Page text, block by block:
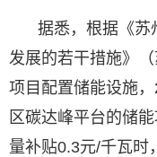
据悉，根据《苏
发展的若干措施》
项目配置储能设施
区碳达峰平台的储
量补贴0.3元/千瓦时